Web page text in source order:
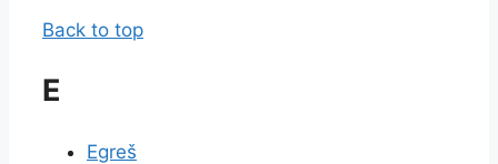
Back to top
E
Egreš